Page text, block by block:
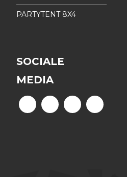
PARTYTENT 8X4
SOCIALE
MEDIA